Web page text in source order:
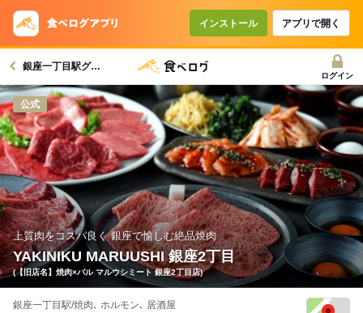
インストール アプリで開く
銀座一丁目駅グルメへ
ログイン
公式
上質肉をコスパ良く 銀座で愉しむ絶品焼肉
YAKINIKU MARUUSHI 銀座2丁目
(【旧店名】焼肉×バル マルウシミート 銀座2丁目店)
銀座一丁目駅/焼肉､ ホルモン､ 居酒屋
コースで使えるクーポン
戻る
クーポンを利用せず予約する